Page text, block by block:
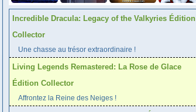
Incredible Dracula: Legacy of the Valkyries Édition
Collector
Une chasse au trésor extraordinaire !
Living Legends Remastered: La Rose de Glace
Édition Collector
Affrontez la Reine des Neiges !